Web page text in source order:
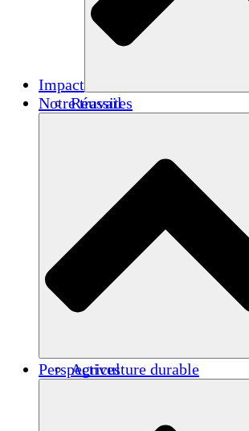
Impact
Réussites
Notre travail
Agriculture durable
Rétablissement après un
Perspectives